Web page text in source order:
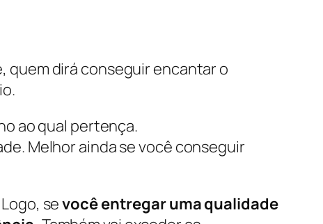
quem dirá conseguir encantar o
ao qual pertença.
Melhor ainda se você conseguir
sevocê entregar uma qualidade